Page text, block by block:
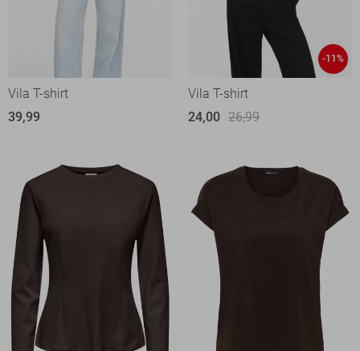
Vila T-shirt
39,99
-11%
Vila T-shirt
24,00 26,99